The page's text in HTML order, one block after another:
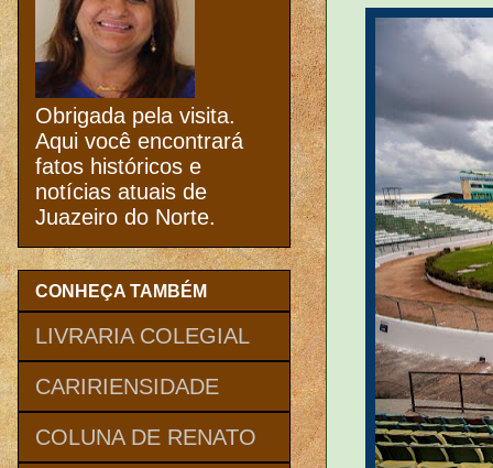
Obrigada pela visita.
Aqui você encontrará
fatos históricos e
notícias atuais de
Juazeiro do Norte.
CONHEÇA TAMBÉM
LIVRARIA COLEGIAL
CARIRIENSIDADE
COLUNA DE RENATO